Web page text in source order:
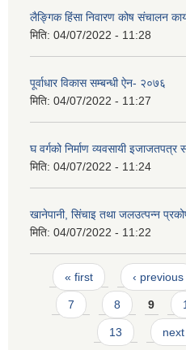
लैङ्गिक हिंसा निवारण कोष संचालन
मिति: 04/07/2022 - 11:28
पूर्वाधार विकास सम्बन्धी ऐन- २०७६
मिति: 04/07/2022 - 11:27
घ वर्गको निर्माण व्यवसायी इजाजतपत्र
मिति: 04/07/2022 - 11:24
खानेपानी, सिंचाइ तथा जलउत्पन्न
मिति: 04/07/2022 - 11:22
Pages
« first ‹ previous
7 8 9
13 next